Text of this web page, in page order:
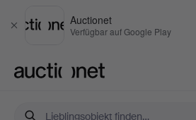
Schließen
Auctionet
Verfügbar auf Google Play